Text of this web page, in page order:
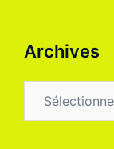
Archives